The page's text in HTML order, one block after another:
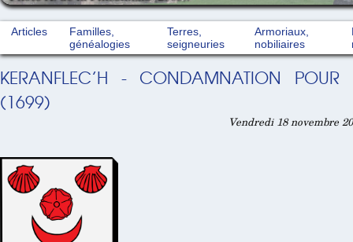
Articles
Familles,
généalogies
Terres,
seigneuries
Armoriaux,
nobiliaires
KERANFLEC’H - CONDAMNATION POUR
(1699)
Vendredi 18 novembre